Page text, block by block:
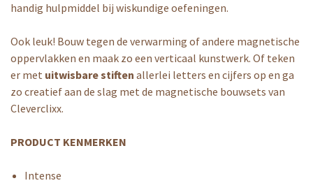
handig hulpmiddel bij wiskundige oefeningen.
Ook leuk! Bouw tegen de verwarming of andere magnetische
oppervlakken en maak zo een verticaal kunstwerk. Of teken
er met uitwisbare stiften allerlei letters en cijfers op en ga
zo creatief aan de slag met de magnetische bouwsets van
Cleverclixx.
PRODUCT KENMERKEN
Intense